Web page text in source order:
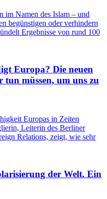
im Namen des Islam – und
begünstigen oder verhindern
Ergebnisse von rund 100
Europa? Die neuen
müssen, um uns zu
Europas in Zeiten
Leiterin des Berliner
Relations, zeigt, wie sehr
der Welt. Ein